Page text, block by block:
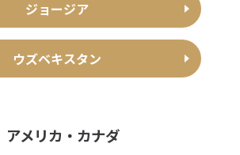
ジョージア
ウズベキスタン
アメリカ・カナダ